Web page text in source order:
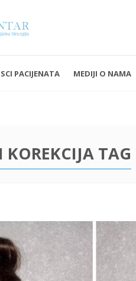
Ponedeljak - Petak 11:00 -
PACIJENATA MEDIJI O NAMA
KOREKCIJA TAG